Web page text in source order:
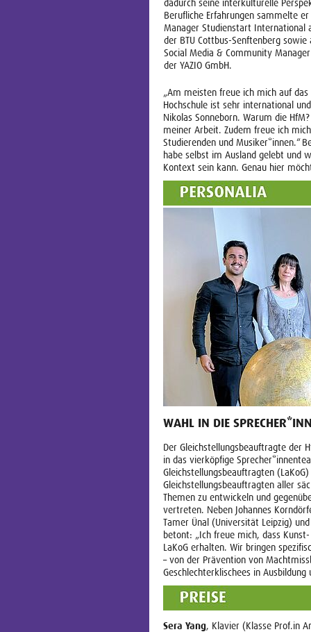
dadurch seine interkulturelle
Berufliche Erfahrungen sammelte er
Manager Studienstart International
der BTU Cottbus-Senftenberg sowie
Social Media & Community
der YAZIO GmbH.
„Am meisten freue ich mich auf
Hochschule ist sehr international
Nikolas Sonneborn. Warum die
meiner Arbeit. Zudem freue ich
Studierenden und Musiker*innen.“
habe selbst im Ausland gelebt und
Kontext sein kann. Genau hier
WAHL IN DIE
Der Gleichstellungsbeauftragte der
in das vierköpfige
Gleichstellungsbeauftragten
Gleichstellungsbeauftragten aller
Themen zu entwickeln und
vertreten. Neben Johannes
Tamer Ünal (Universität Leipzig)
betont: „Ich freue mich, dass
LaKoG erhalten. Wir bringen
– von der Prävention von
Geschlechterklischees in Ausbildung
Sera Yang, Klavier (Klasse Prof.in